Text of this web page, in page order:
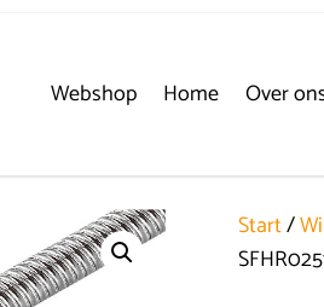
Webshop Home Over
Start/